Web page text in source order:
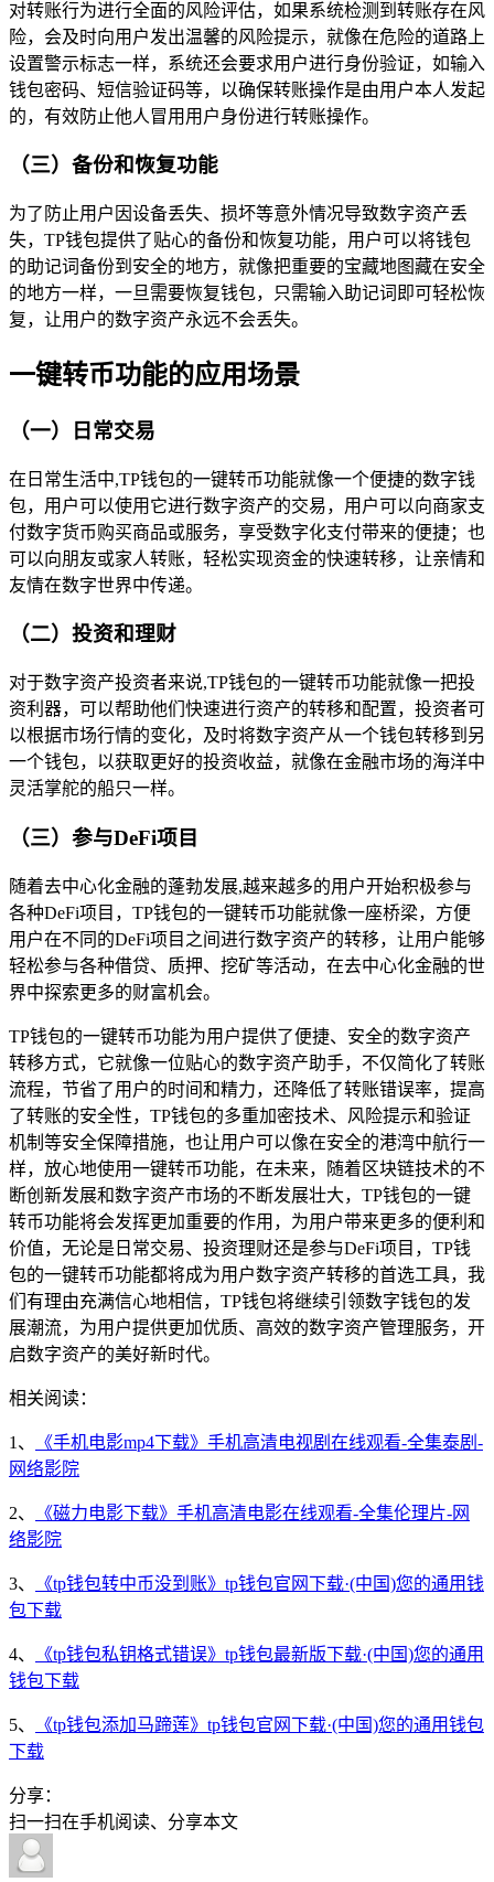
对转账行为进行全面的风险评估，如果系统检测到转账存在风
险，会及时向用户发出温馨的风险提示，就像在危险的道路上
设置警示标志一样，系统还会要求用户进行身份验证，如输入
钱包密码、短信验证码等，以确保转账操作是由用户本人发起
的，有效防止他人冒用用户身份进行转账操作。
（三）备份和恢复功能
为了防止用户因设备丢失、损坏等意外情况导致数字资产丢
失，TP钱包提供了贴心的备份和恢复功能，用户可以将钱包
的助记词备份到安全的地方，就像把重要的宝藏地图藏在安全
的地方一样，一旦需要恢复钱包，只需输入助记词即可轻松恢
复，让用户的数字资产永远不会丢失。
一键转币功能的应用场景
（一）日常交易
在日常生活中,TP钱包的一键转币功能就像一个便捷的数字钱
包，用户可以使用它进行数字资产的交易，用户可以向商家支
付数字货币购买商品或服务，享受数字化支付带来的便捷；也
可以向朋友或家人转账，轻松实现资金的快速转移，让亲情和
友情在数字世界中传递。
（二）投资和理财
对于数字资产投资者来说,TP钱包的一键转币功能就像一把投
资利器，可以帮助他们快速进行资产的转移和配置，投资者可
以根据市场行情的变化，及时将数字资产从一个钱包转移到另
一个钱包，以获取更好的投资收益，就像在金融市场的海洋中
灵活掌舵的船只一样。
（三）参与DeFi项目
随着去中心化金融的蓬勃发展,越来越多的用户开始积极参与
各种DeFi项目，TP钱包的一键转币功能就像一座桥梁，方便
用户在不同的DeFi项目之间进行数字资产的转移，让用户能够
轻松参与各种借贷、质押、挖矿等活动，在去中心化金融的世
界中探索更多的财富机会。
TP钱包的一键转币功能为用户提供了便捷、安全的数字资产
转移方式，它就像一位贴心的数字资产助手，不仅简化了转账
流程，节省了用户的时间和精力，还降低了转账错误率，提高
了转账的安全性，TP钱包的多重加密技术、风险提示和验证
机制等安全保障措施，也让用户可以像在安全的港湾中航行一
样，放心地使用一键转币功能，在未来，随着区块链技术的不
断创新发展和数字资产市场的不断发展壮大，TP钱包的一键
转币功能将会发挥更加重要的作用，为用户带来更多的便利和
价值，无论是日常交易、投资理财还是参与DeFi项目，TP钱
包的一键转币功能都将成为用户数字资产转移的首选工具，我
们有理由充满信心地相信，TP钱包将继续引领数字钱包的发
展潮流，为用户提供更加优质、高效的数字资产管理服务，开
启数字资产的美好新时代。
相关阅读：
1、
《手机电影mp4下载》手机高清电视剧在线观看-全集泰剧-
网络影院
2、
《磁力电影下载》手机高清电影在线观看-全集伦理片-网
络影院
3、
《tp钱包转中币没到账》tp钱包官网下载·(中国)您的通用钱
包下载
4、
《tp钱包私钥格式错误》tp钱包最新版下载·(中国)您的通用
钱包下载
5、
《tp钱包添加马蹄莲》tp钱包官网下载·(中国)您的通用钱包
下载
分享：
扫一扫在手机阅读、分享本文